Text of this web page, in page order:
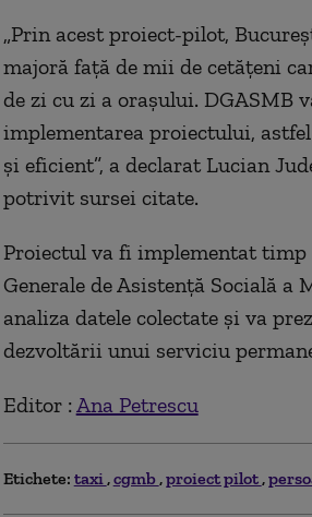
„Prin acest proiect-pilot,
majoră față de mii de cetățeni
de zi cu zi a orașului. DGASMB
implementarea proiectului,
și eficient”, a declarat Lucian
potrivit sursei citate.
Proiectul va fi implementat
Generale de Asistență Socială
analiza datele colectate și va
dezvoltării unui serviciu
Editor : Ana Petrescu
Etichete: taxi cgmb proiect pilot